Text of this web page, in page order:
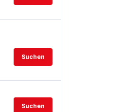
Suchen
Suchen